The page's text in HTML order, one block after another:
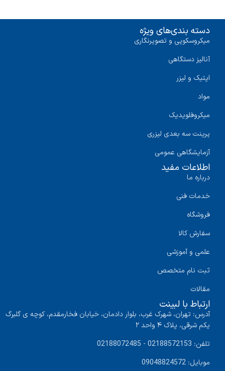
دسته بندی‌های ویژه
میکروسکوپی و تصویرنگاری
آنالیز دستگاهی
اپتیک و لیزر
مواد
میکروفلویدیک
پرینت سه‌ بعدی لیزری
آزمایشگاهی عمومی
اطلاعات مفید
درباره ما
خدمات فنی
فروشگاه
سفارش کالا
علمی و آموزشی
ثبت نام متخصص
مقالات
ارتباط با لبینت
آدرس: تهران، شهرک غرب، بلوار دادمان، خیابان فخارمقدم، کوچه ی گلبرگ
یکم شرقی، پلاک ۴ واحد ۲
تلفن: 02188572153 - 02188072485
موبایل: 09048824572